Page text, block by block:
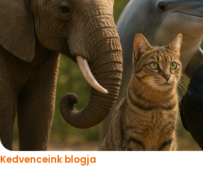
Kedvenceink blogja